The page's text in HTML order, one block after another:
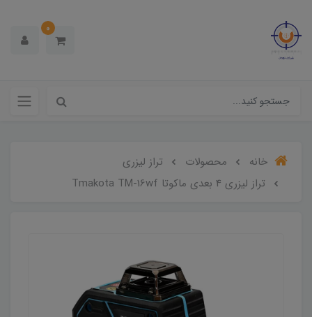
0
خانه محصولات
تراز لیزری
تراز لیزری 4 بعدی ماکوتا Tmakota TM-16wf